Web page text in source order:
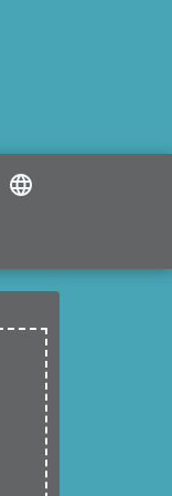
language